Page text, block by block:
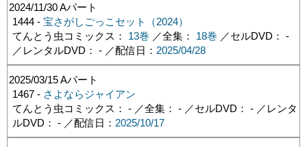
2024/11/30Aパート
1444 - 宝さがしごっこセット（2024）
てんとう虫コミックス： 13巻 ／全集： 18巻 ／セルDVD： -
／レンタルDVD： - ／配信日： 2025/04/28
2025/03/15Aパート
1467 - さよならジャイアン
てんとう虫コミックス： - ／全集： - ／セルDVD： - ／レンタ
ルDVD： - ／配信日： 2025/10/17